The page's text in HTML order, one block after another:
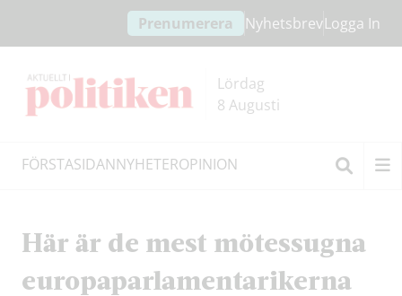
innehållet
headern
Prenumerera NyhetsbrevLogga In
Lördag
8 Augusti
FÖRSTASIDANNYHETEROPINION
Här är de mest mötessugna
europaparlamentarikerna